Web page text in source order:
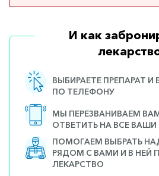
И как
ВЫБИРАЕТЕ ПРЕПАРАТ И
ПО ТЕЛЕФОНУ
МЫ ПЕРЕЗВАНИВАЕМ
ОТВЕТИТЬ НА ВСЕ
ПОМОГАЕМ ВЫБРАТЬ
РЯДОМ С ВАМИ И В НЕЙ
ЛЕКАРСТВО